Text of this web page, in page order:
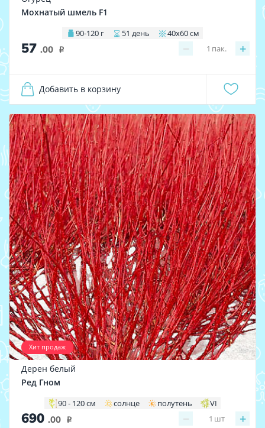
Мохнатый шмель F1
90-120 г 51 день 40х60 см
57 .00 i − +
1 пак.
Добавить в корзину
Хит продаж
Дерен белый
Ред Гном
90 - 120 см солнце полутень VI
690 .00 i − +
1 шт